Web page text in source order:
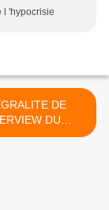
l 'hypocrisie
DE
DU
BOUTEFLIKA